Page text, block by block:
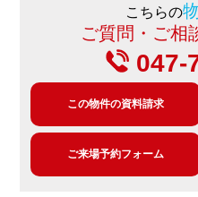
こちらの
ご質問・ご相
047-
この物件の資料請求
ご来場予約フォーム